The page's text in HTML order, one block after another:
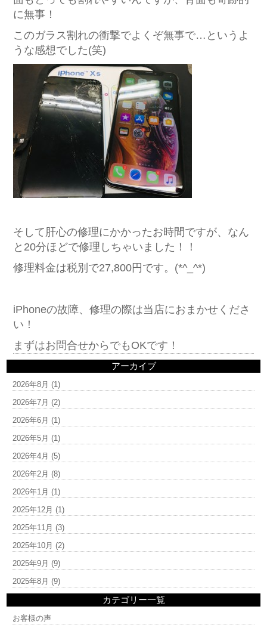
に無事！
このガラス割れの衝撃でよくぞ無事で…というよ
うな感想でした(笑)
そして肝心の修理にかかったお時間ですが、なん
と20分ほどで修理しちゃいました！！
修理料金は税別で27,800円です。(*^_^*)
iPhoneの故障、修理の際は当店におまかせくださ
い！
まずはお問合せからでもOKです！
アーカイブ
2026年8月 (1)
2026年7月 (2)
2026年6月 (1)
2026年5月 (1)
2026年4月 (5)
2026年2月 (8)
2026年1月 (1)
2025年12月 (1)
2025年11月 (3)
2025年10月 (2)
2025年9月 (9)
2025年8月 (9)
カテゴリー一覧
お客様の声